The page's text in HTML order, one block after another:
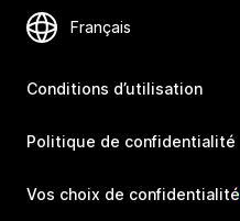
Conditions d’utilisation
Politique de confidentialité
Vos choix de confidentialité